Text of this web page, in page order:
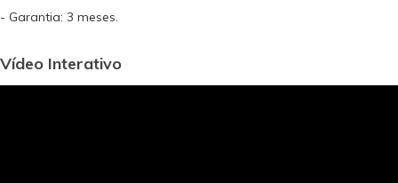
- Garantia: 3 meses.
Vídeo Interativo